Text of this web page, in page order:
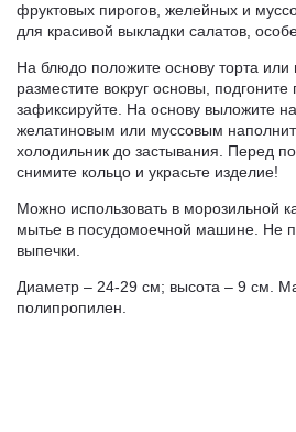
фруктовых пирогов, желейных и
для красивой выкладки салатов,
На блюдо положите основу торта или
разместите вокруг основы,
зафиксируйте. На основу выложите
желатиновым или муссовым
холодильник до застывания. Перед
снимите кольцо и украсьте изделие!
Можно использовать в морозильной
мытье в посудомоечной машине. Не
выпечки.
Диаметр – 24-29 см; высота – 9 см.
полипропилен.